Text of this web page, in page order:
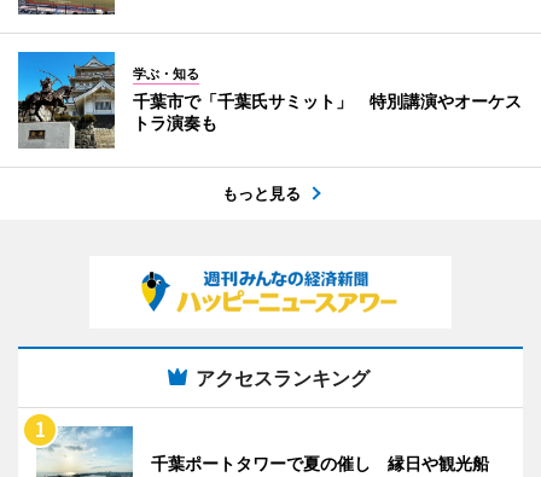
学ぶ・知る
千葉市で「千葉氏サミット」 特別講演やオーケス
トラ演奏も
もっと見る
アクセスランキング
千葉ポートタワーで夏の催し 縁日や観光船